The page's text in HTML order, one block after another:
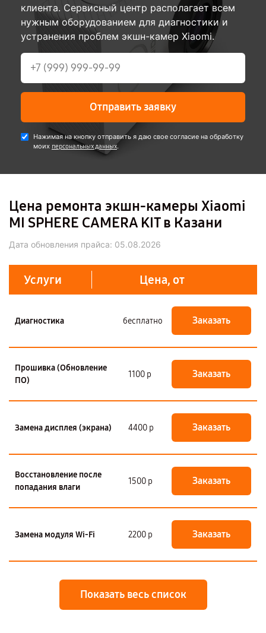
клиента. Сервисный центр располагает всем
нужным оборудованием для диагностики и
устранения проблем экшн-камер Xiaomi.
Отправить заявку
Нажимая на кнопку отправить я даю свое согласие на обработку
моих персональных данных.
Цена ремонта экшн-камеры Xiaomi
MI SPHERE CAMERA KIT в Казани
Дата обновления прайса: 05.08.2026
Услуги Цена, от
Диагностика бесплатно Заказать
Прошивка (Обновление
ПО)
1100 р Заказать
Замена дисплея (экрана) 4400 р Заказать
Восстановление после
попадания влаги
1500 р Заказать
Замена модуля Wi-Fi 2200 р Заказать
Показать весь список